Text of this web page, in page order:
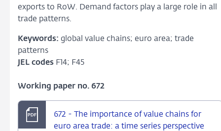
exports to RoW. Demand factors play a large role in all
trade patterns.
Keywords: global value chains; euro area; trade
patterns
JEL codes F14; F45
Working paper no. 672
672 - The importance of value chains for
euro area trade: a time series perspective